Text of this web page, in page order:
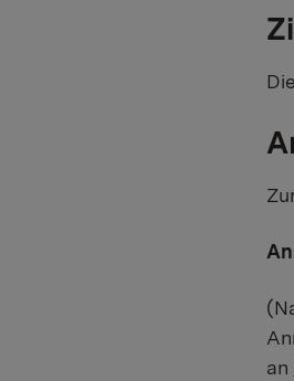
an